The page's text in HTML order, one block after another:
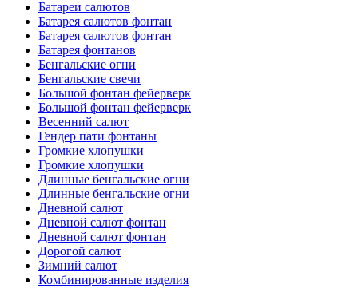
Батареи салютов
Батарея салютов фонтан
Батарея салютов фонтан
Батарея фонтанов
Бенгальские огни
Бенгальские свечи
Большой фонтан фейерверк
Большой фонтан фейерверк
Весенний салют
Гендер пати фонтаны
Громкие хлопушки
Громкие хлопушки
Длинные бенгальские огни
Длинные бенгальские огни
Дневной салют
Дневной салют фонтан
Дневной салют фонтан
Дорогой салют
Зимний салют
Комбинированные изделия